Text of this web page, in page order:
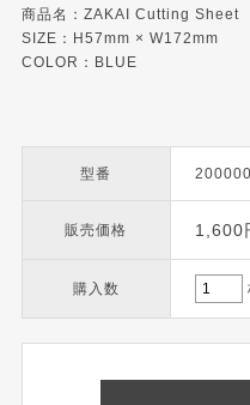
商品名：ZAKAI Cutting Sheet
SIZE：H57mm × W172mm
COLOR：BLUE
型番
販売価格 1,600
購入数